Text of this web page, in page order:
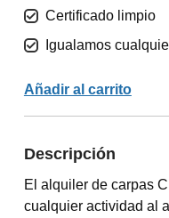
Certificado limpio
Igualamos
Añadir al carrito
Descripción
El alquiler de carpas
cualquier actividad al